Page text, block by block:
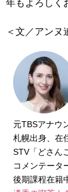
年もよろしく
＜文／アンヌ
元TBSアナウ
札幌出身、在
STV「どさん
コメンテータ
後期課程在籍